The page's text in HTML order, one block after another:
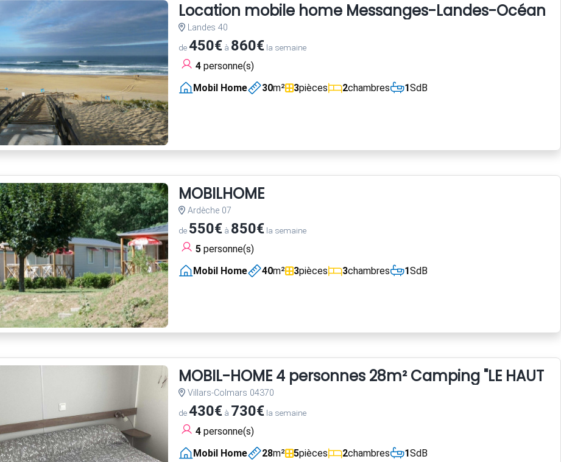
Location mobile home Messanges-Landes-Océan
Landes 40
de450€à 860€la semaine
4personne(s)
Mobil Home
30m² 3pièces 2chambres 1SdB
MOBILHOME
Ardèche 07
de 550€à 850€la semaine
5personne(s)
Mobil Home
40m² 3pièces 3chambres 1SdB
MOBIL-HOME 4 personnes 28m² Camping "LE HAUT
Villars-Colmars 04370
de430€à 730€la semaine
4personne(s)
Mobil Home
28m² 5pièces 2chambres 1SdB